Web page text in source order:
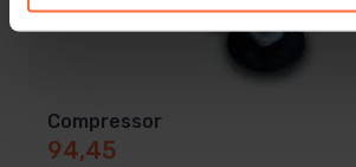
Compressor
94,45